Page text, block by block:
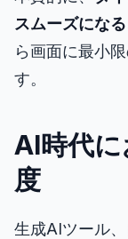
スムーズにな
ら画面に最小
す。
AI時代
度
生成AIツール